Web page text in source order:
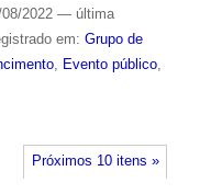
2022 — última
em: Grupo de
, Evento público,
Próximos 10 itens »